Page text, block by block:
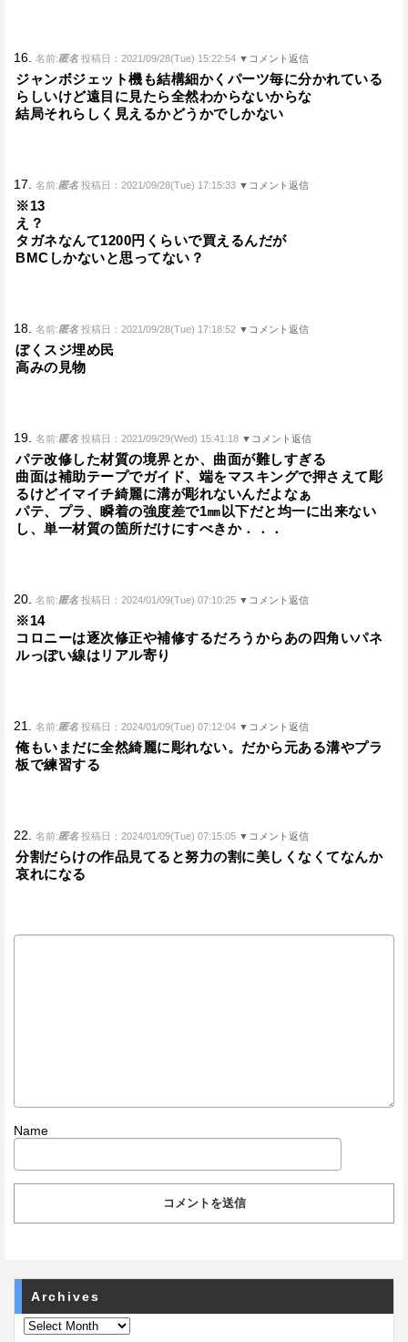
16. 名前:匿名 投稿日：2021/09/28(Tue) 15:22:54 ▼コメント返信
ジャンボジェット機も結構細かくパーツ毎に分かれている
らしいけど遠目に見たら全然わからないからな
結局それらしく見えるかどうかでしかない
17. 名前:匿名 投稿日：2021/09/28(Tue) 17:15:33 ▼コメント返信
※13
え？
タガネなんて1200円くらいで買えるんだが
BMCしかないと思ってない？
18. 名前:匿名 投稿日：2021/09/28(Tue) 17:18:52 ▼コメント返信
ぼくスジ埋め民
高みの見物
19. 名前:匿名 投稿日：2021/09/29(Wed) 15:41:18 ▼コメント返信
パテ改修した材質の境界とか、曲面が難しすぎる
曲面は補助テープでガイド、端をマスキングで押さえて彫
るけどイマイチ綺麗に溝が彫れないんだよなぁ
パテ、プラ、瞬着の強度差で1㎜以下だと均一に出来ない
し、単一材質の箇所だけにすべきか．．．
20. 名前:匿名 投稿日：2024/01/09(Tue) 07:10:25 ▼コメント返信
※14
コロニーは逐次修正や補修するだろうからあの四角いパネ
ルっぽい線はリアル寄り
21. 名前:匿名 投稿日：2024/01/09(Tue) 07:12:04 ▼コメント返信
俺もいまだに全然綺麗に彫れない。だから元ある溝やプラ
板で練習する
22. 名前:匿名 投稿日：2024/01/09(Tue) 07:15:05 ▼コメント返信
分割だらけの作品見てると努力の割に美しくなくてなんか
哀れになる
Name
Archives